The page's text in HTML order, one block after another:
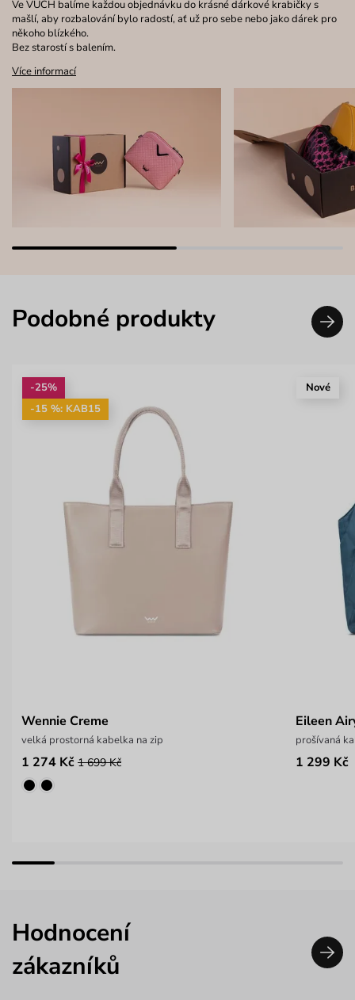
Ve VUCH balíme každou objednávku do krásné dárkové krabičky s
mašlí, aby rozbalování bylo radostí, ať už pro sebe nebo jako dárek pro
někoho blízkého.
Bez starostí s balením.
Více informací
Podobné produkty
-25%
-15 %: KAB15
Wennie Creme
velká prostorná kabelka na zip
1 274 Kč 1 699 Kč
Nové
Eileen
prošívaná
1 299 Kč
Hodnocení
zákazníků